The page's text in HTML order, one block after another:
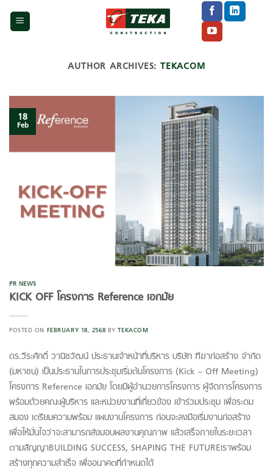
AUTHOR ARCHIVES: TEKACOM
18
Feb
PR NEWS
KICK OFF โครงการ Reference เอกมัย
POSTED ON FEBRUARY 18, 2568 BYTEKACOM
ดร.วีระศักดิ์ วานิชวัฒน์ ประธานเจ้าหน้าที่บริหาร บริษัท ฑีฆาก่อสร้าง จำกัด
(มหาชน) เป็นประธานในการประชุมเริ่มต้นโครงการ (Kick – Off Meeting)
โครงการ Reference เอกมัย โดยมีผู้อำนวยการโครงการ ผู้จัดการโครงการ
พร้อมด้วยคณะผู้บริหาร และหน่วยงานที่เกี่ยวข้อง เข้าร่วมประชุม เพื่อระดม
สมอง เตรียมความพร้อม แผนงานโครงการ ก่อนจะลงมือเริ่มงานก่อสร้าง
เพื่อให้มั่นใจว่าจะสามารถส่งมอบผลงานคุณภาพ แล้วเสร็จภายในระยะเวลา
ตามสัญญาBUILDING SUCCESS, SHAPING THE FUTUREเราพร้อม
สร้างทุกความสำเร็จ เพื่ออนาคตที่กำหนดได้